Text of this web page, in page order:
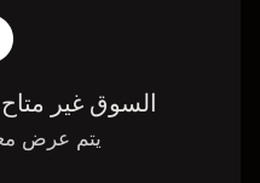
السوق غير
يتم عرض